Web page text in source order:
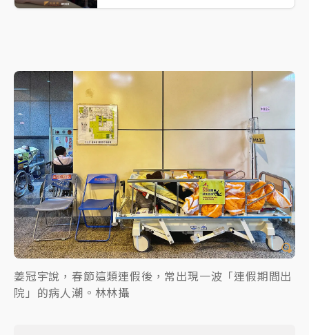
姜冠宇說，春節這類連假後，常出現一波「連假期間出
院」的病人潮。林林攝